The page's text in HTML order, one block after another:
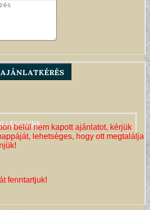
AJÁNLATKÉRÉS
belül nem kapott ajánlatot, kérjük
lehetséges, hogy ott megtalálja
fenntartjuk!